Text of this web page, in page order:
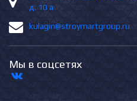
д. 10 а
kulagin@stroymartgroup.ru
Мы в соцсетях